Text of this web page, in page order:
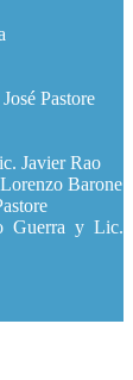
Pastore
Javier Rao
Barone
Guerra y Lic.